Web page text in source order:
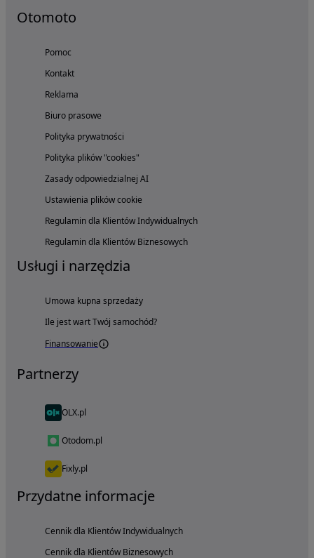
Otomoto
Pomoc
Kontakt
Reklama
Biuro prasowe
Polityka prywatności
Polityka plików "cookies"
Zasady odpowiedzialnej AI
Ustawienia plików cookie
Regulamin dla Klientów Indywidualnych
Regulamin dla Klientów Biznesowych
Usługi i narzędzia
Umowa kupna sprzedaży
Ile jest wart Twój samochód?
Finansowanie
Partnerzy
OLX.pl
Otodom.pl
Fixly.pl
Przydatne informacje
Cennik dla Klientów Indywidualnych
Cennik dla Klientów Biznesowych